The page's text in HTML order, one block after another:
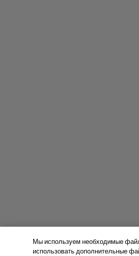
Мы используем необходимые
использовать дополнительные